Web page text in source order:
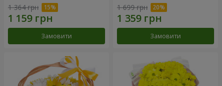
1 364 грн
Замовити
1 699 грн
Замовити